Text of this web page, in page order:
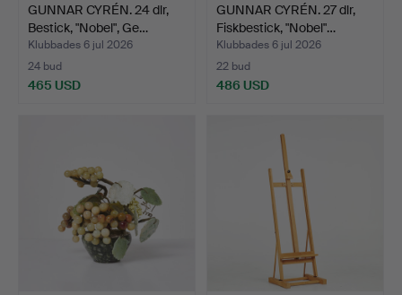
GUNNAR CYRÉN. 24 dlr,
Bestick, "Nobel", Ge…
Klubbades 6 jul 2026
24 bud
465 USD
GUNNAR CYRÉN. 27 dlr,
Fiskbestick, "Nobel"…
Klubbades 6 jul 2026
22 bud
486 USD